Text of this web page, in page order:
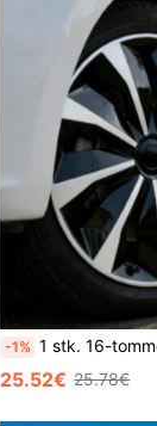
-1% 1 stk. 16-tommer bilhjulsnavkapsel lavet af PP-plast,
25.52€ 25.78€